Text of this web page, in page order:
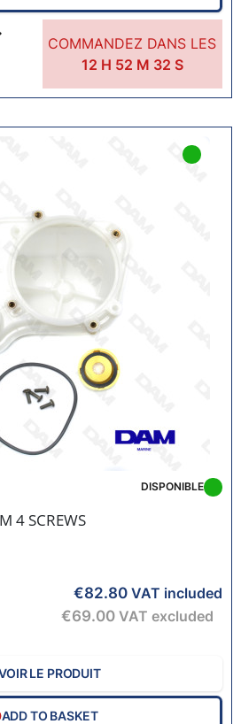
COMMANDEZ DANS LES
12 H 52 M 31S
4 SCREWS
DISPONIBLE
€82.80 VAT included
€69.00 VAT excluded
LE PRODUIT
ADD TO BASKET